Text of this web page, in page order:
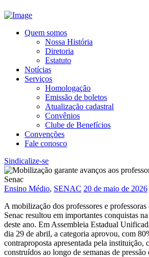
Quem somos
Nossa História
Diretoria
Estatuto
Notícias
Serviços
Homologação
Emissão de boletos
Atualização cadastral
Convênios
Clube de Benefícios
Convenções
Fale conosco
Sindicalize-se
Ensino Médio, SENAC 20 de maio de 2026
A mobilização dos professores e
Senac resultou em importantes conquistas
deste ano. Em Assembleia Estadual
dia 29 de abril, a categoria aprovou, com
contraproposta apresentada pela instituição,
construídos ao longo de semanas de